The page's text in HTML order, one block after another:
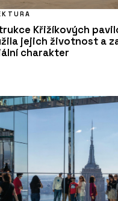
Křižíkových
jejich životnost a
charakter